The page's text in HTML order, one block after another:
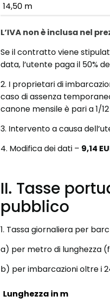
14,50 m
L’IVA non è inclusa nel
Se il contratto viene
data, l’utente paga il 50%
2. I proprietari di
caso di assenza
canone mensile è pari a 1/
3. Intervento a causa
4. Modifica dei dati – 9,14
II. Tasse
pubblico
1. Tassa giornaliera per
a) per metro di lunghezza
b) per imbarcazioni oltre i
Lunghezza in m